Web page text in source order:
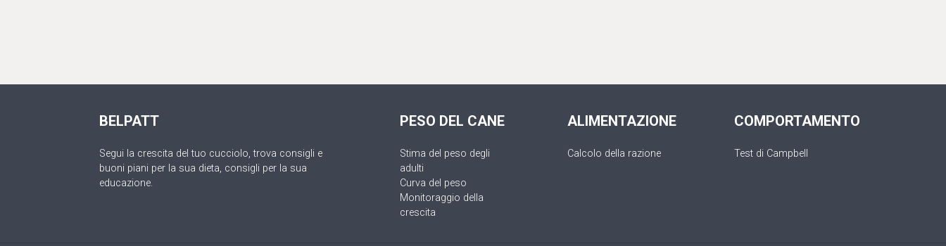
BELPATT
Segui la crescita del tuo cucciolo, trova consigli e
buoni piani per la sua dieta, consigli per la sua
educazione.
PESO DEL CANE
Stima del peso degli
adulti
Curva del peso
Monitoraggio della
crescita
ALIMENTAZIONE
Calcolo della razione
COMPORTAMENTO
Test di Campbell